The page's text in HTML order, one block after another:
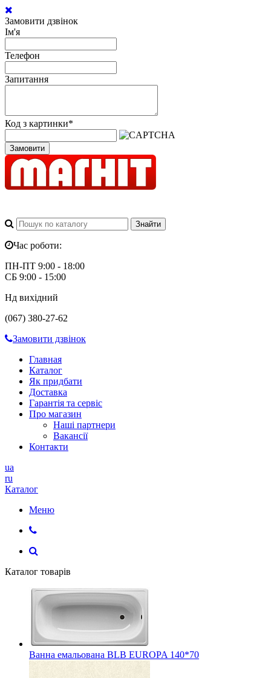
Замовити дзвінок
Ім'я
Телефон
Запитання
Код з картинки*
Замовити
Час роботи:
ПН-ПТ 9:00 - 18:00
СБ 9:00 - 15:00
Нд вихідний
(067) 380-27-62
Замовити дзвінок
Главная
Каталог
Як придбати
Доставка
Гарантія та сервіс
Про магазин
Наші партнери
Вакансії
Контакти
ua
ru
Каталог
Меню
Каталог товарів
Ванна емальована BLB EUROPA 140*70